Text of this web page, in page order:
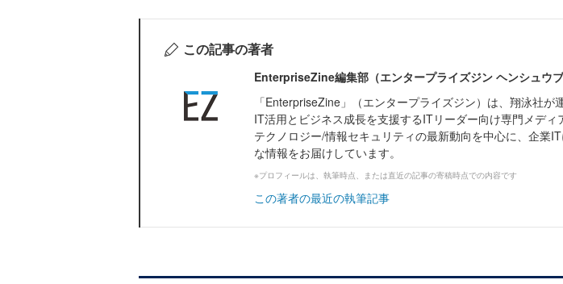
この記事の著者
EnterpriseZine編集部（エンタープライズジン ヘンシュウブ
「EnterpriseZine」（エンタープライズジン）は、翔泳社が
IT活用とビジネス成長を支援するITリーダー向け専門メディ
テクノロジー/情報セキュリティの最新動向を中心に、企業
な情報をお届けしています。
※プロフィールは、執筆時点、または直近の記事の寄稿時点での内容です
この著者の最近の執筆記事